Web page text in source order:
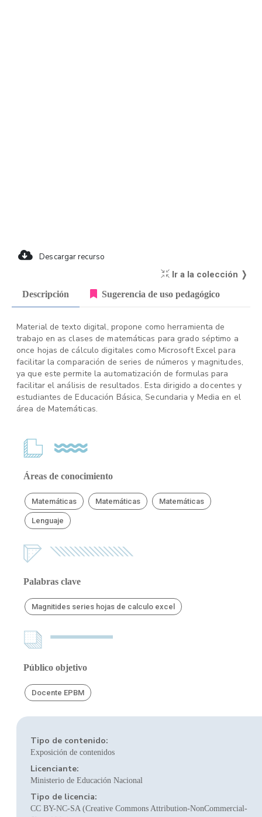
Descargar recurso
Ir a la colección ❭
Descripción Sugerencia de uso pedagógico
Material de texto digital, propone como herramienta de
trabajo en as clases de matemáticas para grado séptimo a
once hojas de cálculo digitales como Microsoft Excel para
facilitar la comparación de series de números y magnitudes,
ya que este permite la automatización de formulas para
facilitar el análisis de resultados. Esta dirigido a docentes y
estudiantes de Educación Básica, Secundaria y Media en el
área de Matemáticas.
Áreas de conocimiento
Matemáticas Matemáticas Matemáticas
Lenguaje
Palabras clave
Magnitides series hojas de calculo excel
Público objetivo
Docente EPBM
Tipo de contenido:
Exposición de contenidos
Licenciante:
Ministerio de Educación Nacional
Tipo de licencia:
CC BY-NC-SA (Creative Commons Attribution-NonCommercial-